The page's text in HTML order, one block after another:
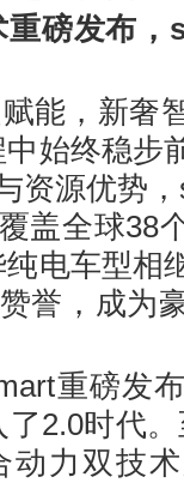
重磅发布
，新奢
始终稳步
资源优势
盖全球38
电车型相
誉，成为
重磅发布
2.0时代
动力双技